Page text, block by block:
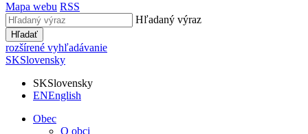
Mapa webu RSS
Hľadaný výraz
Hľadať
rozšírené vyhľadávanie
SKSlovensky
SKSlovensky
ENEnglish
Obec
O obci